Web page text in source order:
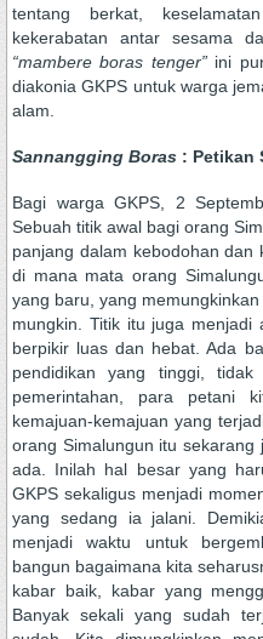
tentang berkat,
kekerabatan antar sesama
“mambere boras tenger”ini
diakonia GKPS untuk warga
alam.
Sannangging Boras : Petikan
Bagi warga GKPS, 2
Sebuah titik awal bagi orang
panjang dalam kebodohan dan
di mana mata orang
yang baru, yang
mungkin. Titik itu juga menjadi
berpikir luas dan hebat. Ada
pendidikan yang tinggi,
pemerintahan, para petani
kemajuan-kemajuan yang
orang Simalungun itu
ada. Inilah hal besar yang
GKPS sekaligus menjadi
yang sedang ia jalani.
menjadi waktu untuk
bangun bagaimana kita
kabar baik, kabar yang
Banyak sekali yang sudah